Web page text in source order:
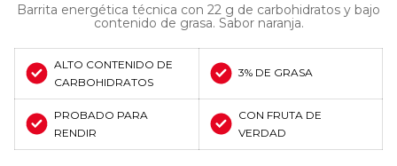
Barrita energética técnica con 22 g de carbohidratos y bajo
contenido de grasa. Sabor naranja.
ALTO CONTENIDO DE
CARBOHIDRATOS
3% DE GRASA
PROBADO PARA
RENDIR
CON FRUTA DE
VERDAD